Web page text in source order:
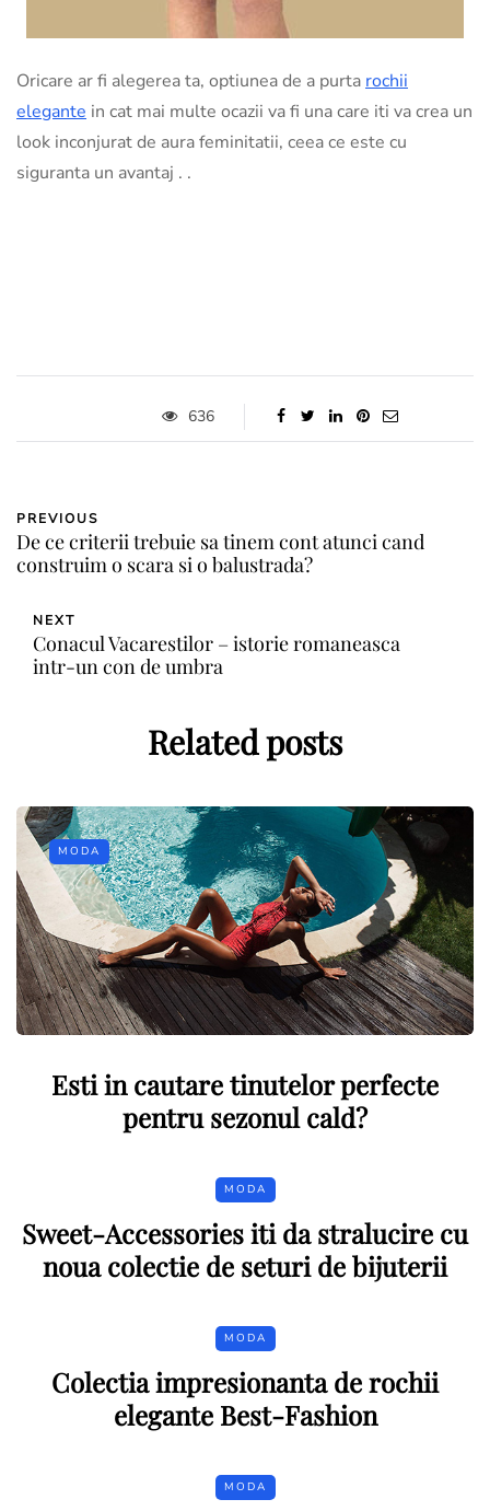
Oricare ar fi alegerea ta, optiunea de a purta rochii
elegante in cat mai multe ocazii va fi una care iti va crea un
look inconjurat de aura feminitatii, ceea ce este cu
siguranta un avantaj . .
636
PREVIOUS
De ce criterii trebuie sa tinem cont atunci cand
construim o scara si o balustrada?
NEXT
Conacul Vacarestilor – istorie romaneasca
intr-un con de umbra
Related posts
MODA
Esti in cautare tinutelor perfecte
pentru sezonul cald?
MODA
Sweet-Accessories iti da stralucire cu
noua colectie de seturi de bijuterii
MODA
Colectia impresionanta de rochii
elegante Best-Fashion
MODA